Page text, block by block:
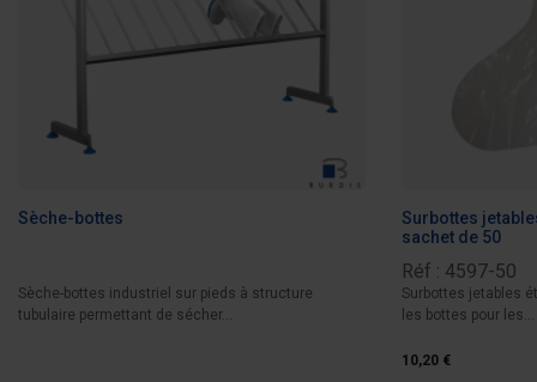
Sèche-bottes
Sèche-bottes industriel sur pieds à structure
tubulaire permettant de sécher...
Surbottes
sachet de 50
Réf : 4597-50
Surbottes jetables
les bottes pour les...
10,20 €